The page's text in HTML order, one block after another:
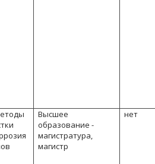
Высшее
образование -
магистратура,
магистр
нет